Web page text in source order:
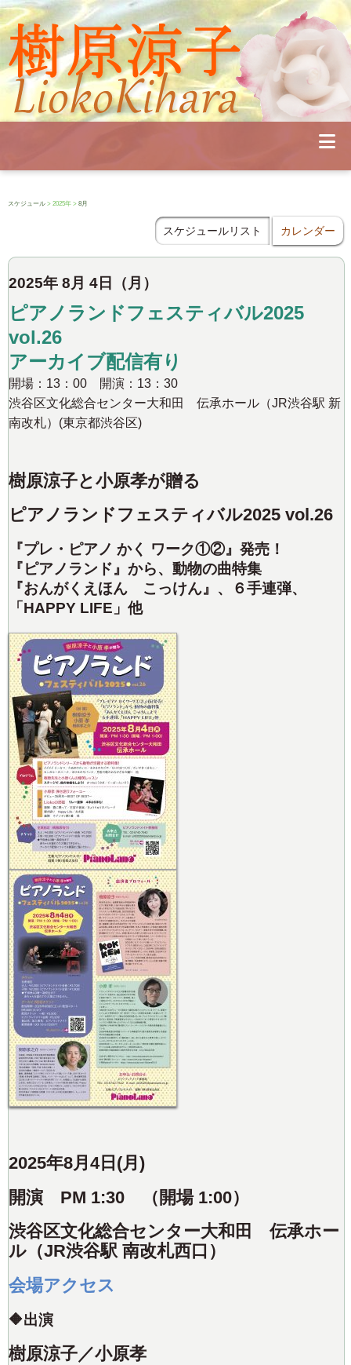
Profile
Concert
Seminar
Diary
School
スケジュール > 2025年 > 8月
スケジュールリスト カレンダー
2025年 8月 4日（月）
ピアノランドフェスティバル2025
vol.26
アーカイブ配信有り
開場：13：00 開演：13：30
渋谷区文化総合センター大和田 伝承ホール（JR渋谷駅 新
南改札）(東京都渋谷区)
樹原涼子と小原孝が贈る
ピアノランドフェスティバル2025 vol.26
『プレ・ピアノ かく ワーク①②』発売！
『ピアノランド』から、動物の曲特集
『おんがくえほん こっけん』、６手連弾、
「HAPPY LIFE」他
2025年8月4日(月)
開演 PM 1:30 （開場 1:00）
渋谷区文化総合センター大和田 伝承ホー
ル（JR渋谷駅 南改札西口）
会場アクセス
🔶出演
樹原涼子／小原孝